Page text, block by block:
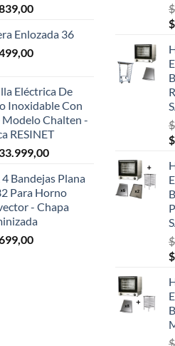
Enlozada 36
Eléctrica De
Inoxidable Con
Modelo Chalten -
RESINET
4 Bandejas Plana
Para Horno
- Chapa
$
$
$
$
$
$
$